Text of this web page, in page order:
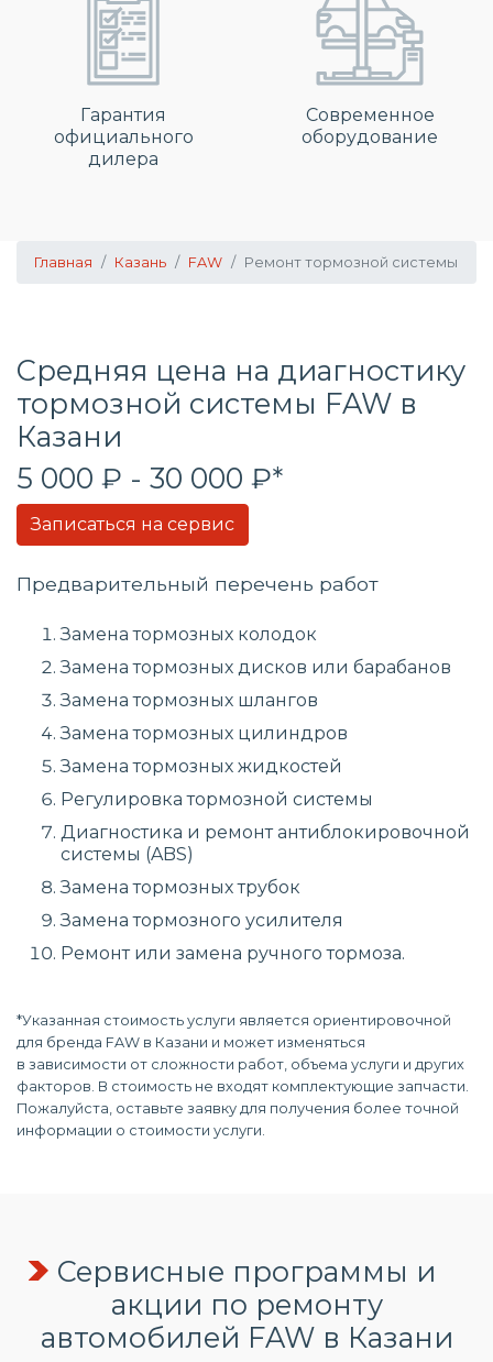
Гарантия
официального
дилера
Современное
оборудование
Главная Казань FAW Ремонт тормозной системы
Средняя цена на диагностику
тормозной системы FAW в
Казани
5 000 ₽ - 30 000 ₽*
Записаться на сервис
Предварительный перечень работ
Замена тормозных колодок
Замена тормозных дисков или барабанов
Замена тормозных шлангов
Замена тормозных цилиндров
Замена тормозных жидкостей
Регулировка тормозной системы
Диагностика и ремонт антиблокировочной
системы (ABS)
Замена тормозных трубок
Замена тормозного усилителя
Ремонт или замена ручного тормоза.
*Указанная стоимость услуги является ориентировочной
для бренда FAW в Казани и может изменяться
в зависимости от сложности работ, объема услуги и других
факторов. В стоимость не входят комплектующие запчасти.
Пожалуйста, оставьте заявку для получения более точной
информации о стоимости услуги.
Сервисные программы и
акции по ремонту
автомобилей FAW в Казани